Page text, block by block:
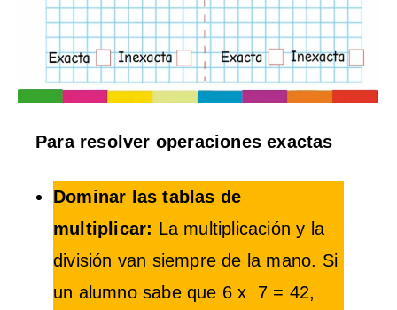
Para resolver operaciones exactas
Dominar las tablas de
multiplicar: La multiplicación y la
división van siempre de la mano. Si
un alumno sabe que 6 x 7 = 42,